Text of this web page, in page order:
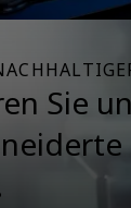
Sie